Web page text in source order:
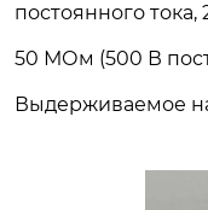
постоянного тока,
50 МОм (500 В
Выдерживаемое